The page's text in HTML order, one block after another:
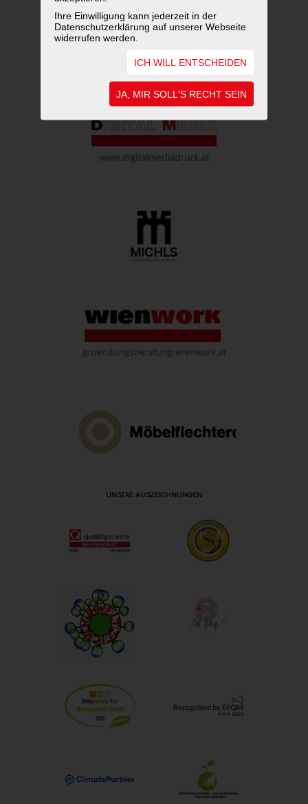
Ihre Einwilligung kann jederzeit in der
Datenschutzerklärung auf unserer Webseite
widerrufen werden.
ICH WILL ENTSCHEIDEN
JA, MIR SOLL'S RECHT SEIN
UNSERE AUSZEICHNUNGEN